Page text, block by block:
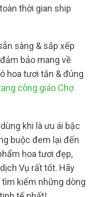
thời gian ship
sàng & sắp xếp
bảo mang về
hoa tươi tắn & đúng
công giáo Chợ
khi là ưu ái bậc
buộc đem lại đến
hoa tươi đẹp,
Vụ rất tốt. Hãy
kiếm những dòng